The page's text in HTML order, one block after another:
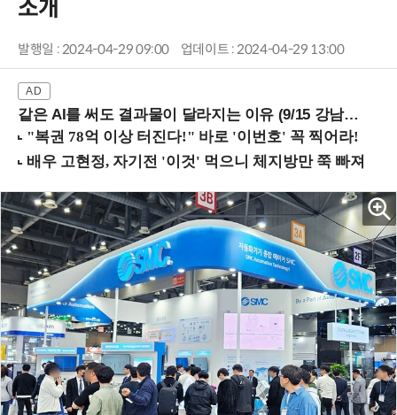
소개
발행일 : 2024-04-29 09:00 업데이트 : 2024-04-29 13:00
같은 AI를 써도 결과물이 달라지는 이유 (9/15 강남역)